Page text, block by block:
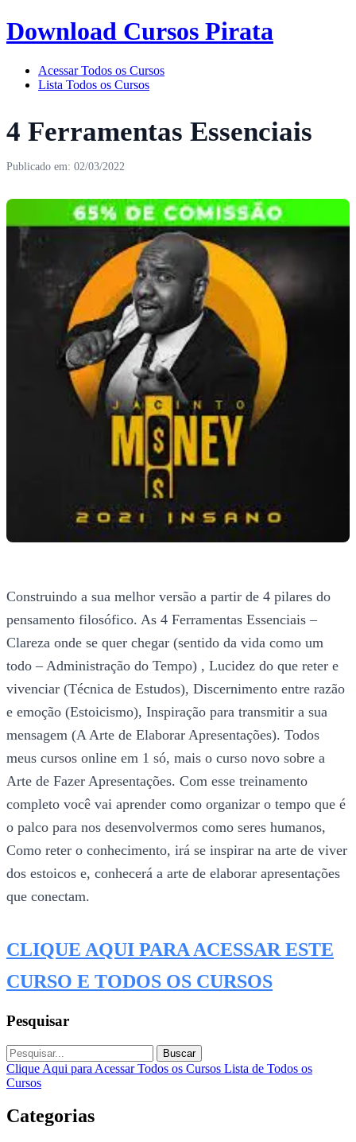
Download Cursos Pirata
Acessar Todos os Cursos
Lista Todos os Cursos
4 Ferramentas Essenciais
Publicado em: 02/03/2022
Construindo a sua melhor versão a partir de 4 pilares do
pensamento filosófico. As 4 Ferramentas Essenciais –
Clareza onde se quer chegar (sentido da vida como um
todo – Administração do Tempo) , Lucidez do que reter e
vivenciar (Técnica de Estudos), Discernimento entre razão
e emoção (Estoicismo), Inspiração para transmitir a sua
mensagem (A Arte de Elaborar Apresentações). Todos
meus cursos online em 1 só, mais o curso novo sobre a
Arte de Fazer Apresentações. Com esse treinamento
completo você vai aprender como organizar o tempo que é
o palco para nos desenvolvermos como seres humanos,
Como reter o conhecimento, irá se inspirar na arte de viver
dos estoicos e, conhecerá a arte de elaborar apresentações
que conectam.
CLIQUE AQUI PARA ACESSAR ESTE
CURSO E TODOS OS CURSOS
Pesquisar
Buscar
Clique Aqui para Acessar Todos os Cursos Lista de Todos os
Cursos
Categorias